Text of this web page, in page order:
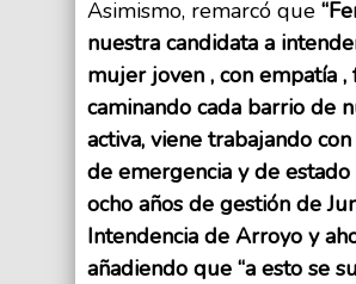
Asimismo, remarcó que
nuestra candidata a
mujer joven , con empatía
caminando cada barrio de
activa, viene trabajando
de emergencia y de
ocho años de gestión de
Intendencia de Arroyo y
añadiendo que “a esto se